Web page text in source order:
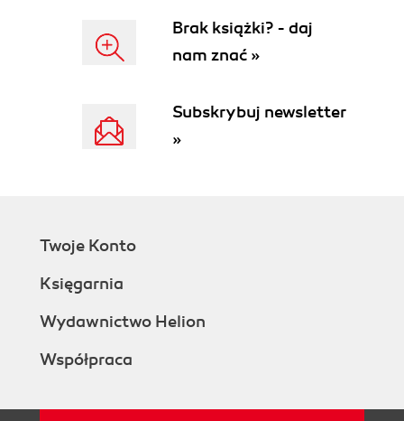
Brak książki? - daj
nam znać »
Subskrybuj newsletter
»
Twoje Konto
Księgarnia
Wydawnictwo Helion
Współpraca